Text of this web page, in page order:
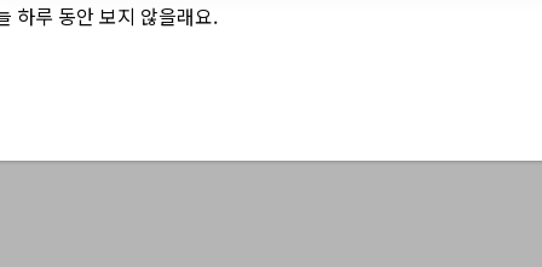
https://www.pohang.go.kr/bbs/pohang/104
하루 동안 보지 않을래요.